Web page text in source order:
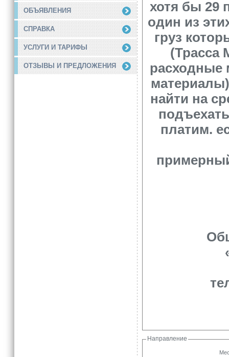
ОБЪЯВЛЕНИЯ
СПРАВКА
УСЛУГИ И ТАРИФЫ
ОТЗЫВЫ И ПРЕДЛОЖЕНИЯ
хотя бы 29
один из
груз
(Трасса
расходные
найти на
платим.
Направление